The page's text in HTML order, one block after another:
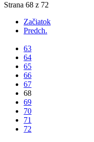
Strana 68 z 72
Začiatok
Predch.
63
64
65
66
67
68
69
70
71
72